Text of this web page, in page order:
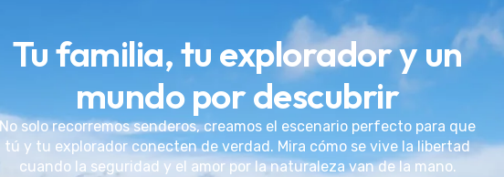
Tu familia, tu explorador y un
mundo por descubrir
No solo recorremos senderos, creamos el escenario perfecto para que
tú y tu explorador conecten de verdad. Mira cómo se vive la libertad
cuando la seguridad y el amor por la naturaleza van de la mano.